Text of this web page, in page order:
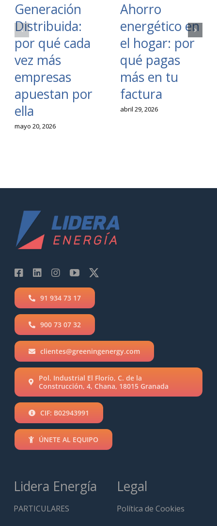
Generación
Distribuida:
por qué cada
vez más
empresas
apuestan por
ella
mayo 20, 2026
Ahorro
energético en
el hogar: por
qué pagas
más en tu
factura
abril 29, 2026
91 934 73 17
900 73 07 32
clientes@greeningenergy.com
Pol. Industrial El Florío, C. de la
Construcción, 4, Chana, 18015 Granada
CIF: B02943991
ÚNETE AL EQUIPO
Lidera Energía
PARTICULARES
Legal
Política de Cookies